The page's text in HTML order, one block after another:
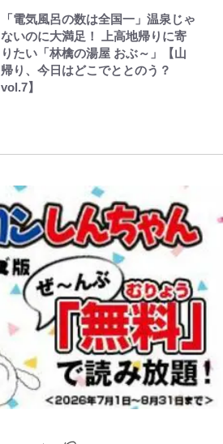
「電気風呂の数は全国一」温泉じゃ
ないのに大満足！ 上高地帰りに寄
りたい「林檎の湯屋 おぶ～」【山
帰り、今日はどこでととのう？
vol.7】
ぎてませんか」心配の声も 夫・黒
木啓司にはDV巡る逮捕報道
話(1)
｢知念さんを煽ってたのと同じ
人？｣鹿島・鈴木優磨、大逆転勝利
後の“超・優等生インタビュー”が
話題！｢試合中とのギャップw｣｢礼
弾」がスタート！まさかの人気アイ
テムに称賛続々「豪華すぎる！」
「ファミリーができたこと」時には
30人で…江口流“普通の”子育てメ
ソッドとは